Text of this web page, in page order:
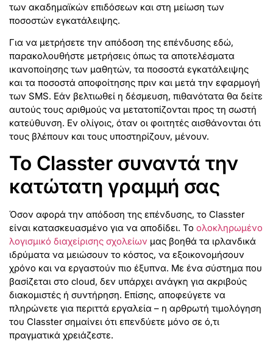
των ακαδημαϊκών επιδόσεων και στη μείωση των
ποσοστών εγκατάλειψης.
Για να μετρήσετε την απόδοση της επένδυσης εδώ,
παρακολουθήστε μετρήσεις όπως τα αποτελέσματα
ικανοποίησης των μαθητών, τα ποσοστά εγκατάλειψης
και τα ποσοστά αποφοίτησης πριν και μετά την εφαρμογή
των SMS. Εάν βελτιωθεί η δέσμευση, πιθανότατα θα δείτε
αυτούς τους αριθμούς να μετατοπίζονται προς τη σωστή
κατεύθυνση. Εν ολίγοις, όταν οι φοιτητές αισθάνονται ότι
τους βλέπουν και τους υποστηρίζουν, μένουν.
Το Classter συναντά την
κατώτατη γραμμή σας
Όσον αφορά την απόδοση της επένδυσης, το Classter
είναι κατασκευασμένο για να αποδίδει. Το ολοκληρωμένο
λογισμικό διαχείρισης σχολείων μας βοηθά τα ιρλανδικά
ιδρύματα να μειώσουν το κόστος, να εξοικονομήσουν
χρόνο και να εργαστούν πιο έξυπνα. Με ένα σύστημα που
βασίζεται στο cloud, δεν υπάρχει ανάγκη για ακριβούς
διακομιστές ή συντήρηση. Επίσης, αποφεύγετε να
πληρώνετε για περιττά εργαλεία – η αρθρωτή τιμολόγηση
του Classter σημαίνει ότι επενδύετε μόνο σε ό,τι
πραγματικά χρειάζεστε.